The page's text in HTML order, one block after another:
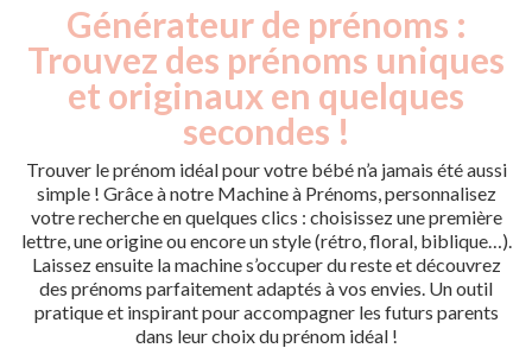
Générateur de prénoms :
Trouvez des prénoms uniques
et originaux en quelques
secondes !
Trouver le prénom idéal pour votre bébé n’a jamais été aussi
simple ! Grâce à notre Machine à Prénoms, personnalisez
votre recherche en quelques clics : choisissez une première
lettre, une origine ou encore un style (rétro, floral, biblique…).
Laissez ensuite la machine s’occuper du reste et découvrez
des prénoms parfaitement adaptés à vos envies. Un outil
pratique et inspirant pour accompagner les futurs parents
dans leur choix du prénom idéal !